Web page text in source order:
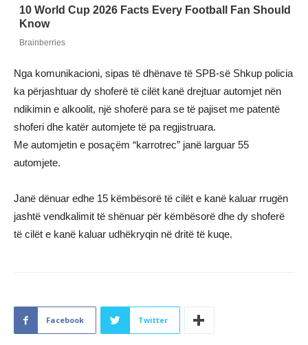
Nga komunikacioni, sipas të dhënave të SPB-së Shkup policia
ka përjashtuar dy shoferë të cilët kanë drejtuar automjet nën
ndikimin e alkoolit, një shoferë para se të pajiset me patentë
shoferi dhe katër automjete të pa regjistruara.
Me automjetin e posaçëm “karrotrec” janë larguar 55
automjete.
Janë dënuar edhe 15 këmbësorë të cilët e kanë kaluar rrugën
jashtë vendkalimit të shënuar për këmbësorë dhe dy shoferë
të cilët e kanë kaluar udhëkryqin në dritë të kuqe.
Facebook Twitter